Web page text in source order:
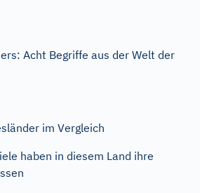
Acht Begriffe aus der Welt der
im Vergleich
haben in diesem Land ihre